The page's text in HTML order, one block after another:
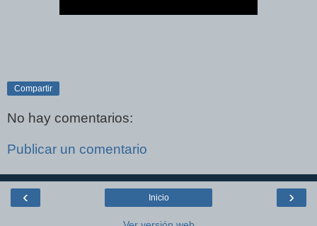
Compartir
No hay comentarios:
Publicar un comentario
‹ ›
Inicio